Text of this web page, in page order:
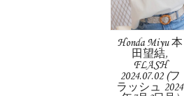
Honda Miyu 本
田望結,
FLASH
2024.07.02 (フ
ラッシュ 2024